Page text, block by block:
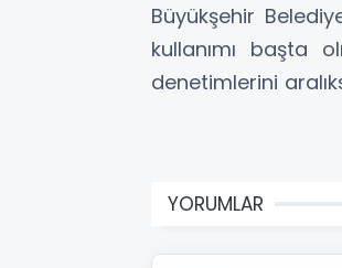
Büyükşehir
kullanımı başta
denetimlerini
YORUMLAR